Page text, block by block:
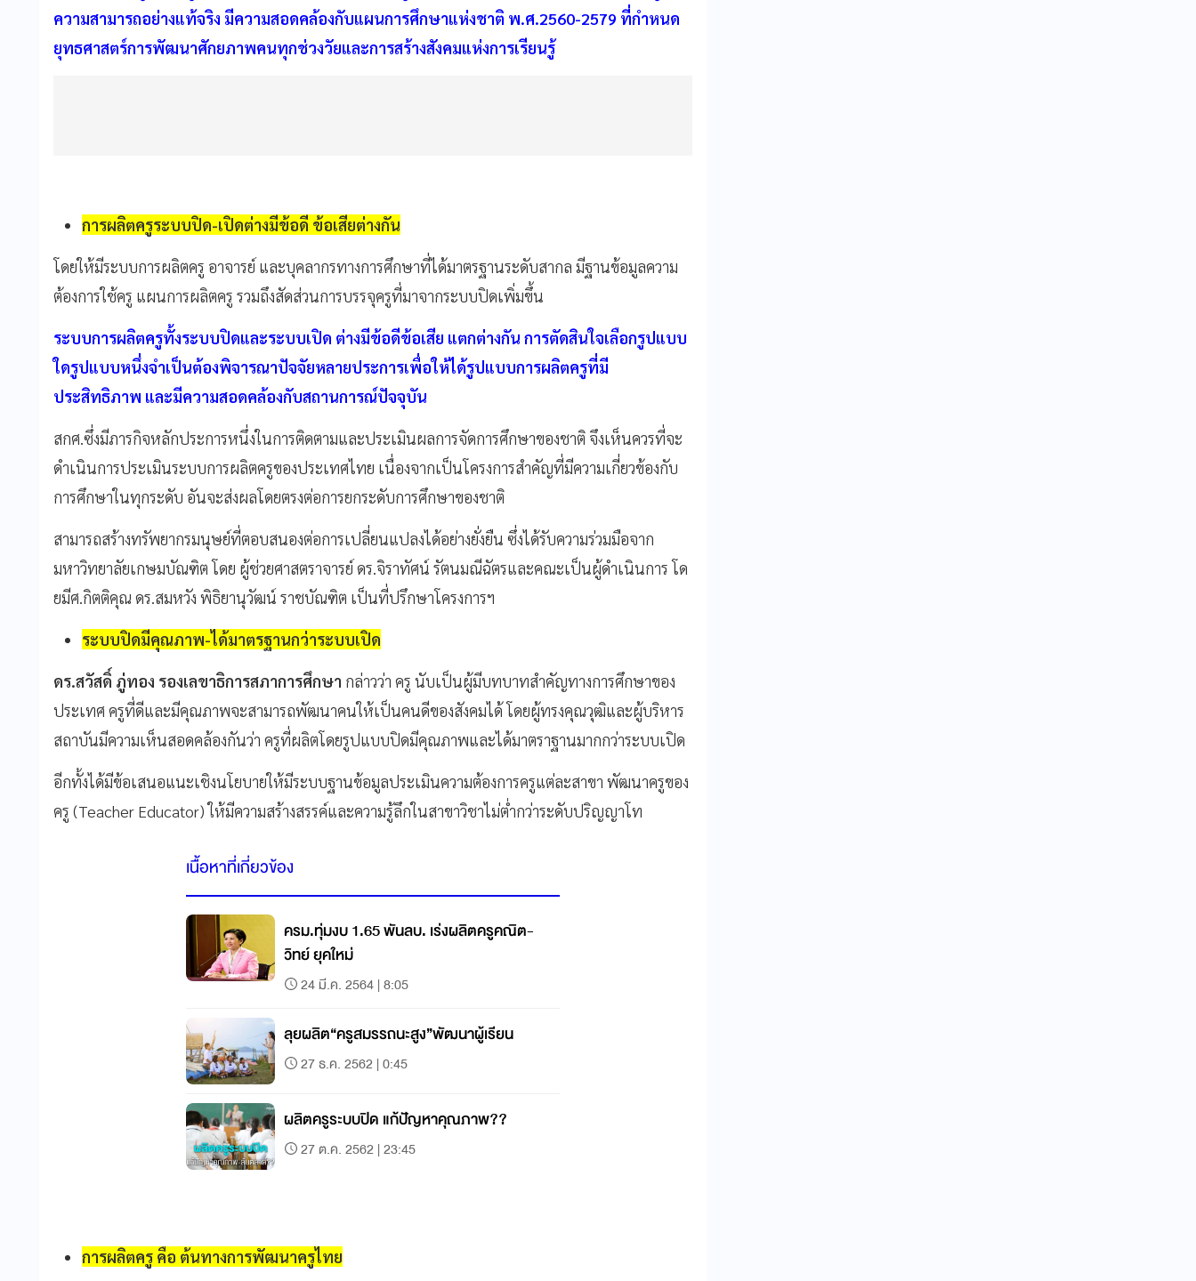
ความสามารถอย่างแท้จริง มีความสอดคล้องกับแผนการศึกษาแห่งชาติ พ.ศ.2560-2579 ที่กำหนด
ยุทธศาสตร์การพัฒนาศักยภาพคนทุกช่วงวัยและการสร้างสังคมแห่งการเรียนรู้
การผลิตครูระบบปิด-เปิดต่างมีข้อดี ข้อเสียต่างกัน
โดยให้มีระบบการผลิตครู อาจารย์ และบุคลากรทางการศึกษาที่ได้มาตรฐานระดับสากล มีฐานข้อมูลความ
ต้องการใช้ครู แผนการผลิตครู รวมถึงสัดส่วนการบรรจุครูที่มาจากระบบปิดเพิ่มขึ้น
ระบบการผลิตครูทั้งระบบปิดและระบบเปิด ต่างมีข้อดีข้อเสีย แตกต่างกัน การตัดสินใจเลือกรูปแบบ
ใดรูปแบบหนึ่งจำเป็นต้องพิจารณาปัจจัยหลายประการเพื่อให้ได้รูปแบบการผลิตครูที่มี
ประสิทธิภาพ และมีความสอดคล้องกับสถานการณ์ปัจจุบัน
สกศ.ซึ่งมีภารกิจหลักประการหนึ่งในการติดตามและประเมินผลการจัดการศึกษาของชาติ จึงเห็นควรที่จะ
ดำเนินการประเมินระบบการผลิตครูของประเทศไทย เนื่องจากเป็นโครงการสำคัญที่มีความเกี่ยวข้องกับ
การศึกษาในทุกระดับ อันจะส่งผลโดยตรงต่อการยกระดับการศึกษาของชาติ
สามารถสร้างทรัพยากรมนุษย์ที่ตอบสนองต่อการเปลี่ยนแปลงได้อย่างยั่งยืน ซึ่งได้รับความร่วมมือจาก
มหาวิทยาลัยเกษมบัณฑิต โดย ผู้ช่วยศาสตราจารย์ ดร.จิราทัศน์ รัตนมณีฉัตรและคณะเป็นผู้ดำเนินการ โด
ยมีศ.กิตติคุณ ดร.สมหวัง พิธิยานุวัฒน์ ราชบัณฑิต เป็นที่ปรึกษาโครงการฯ
ระบบปิดมีคุณภาพ-ได้มาตรฐานกว่าระบบเปิด
ดร.สวัสดิ์ ภู่ทอง รองเลขาธิการสภาการศึกษา กล่าวว่า ครู นับเป็นผู้มีบทบาทสำคัญทางการศึกษาของ
ประเทศ ครูที่ดีและมีคุณภาพจะสามารถพัฒนาคนให้เป็นคนดีของสังคมได้ โดยผู้ทรงคุณวุฒิและผู้บริหาร
สถาบันมีความเห็นสอดคล้องกันว่า ครูที่ผลิตโดยรูปแบบปิดมีคุณภาพและได้มาตราฐานมากกว่าระบบเปิด
อีกทั้งได้มีข้อเสนอแนะเชิงนโยบายให้มีระบบฐานข้อมูลประเมินความต้องการครูแต่ละสาขา พัฒนาครูของ
ครู (Teacher Educator) ให้มีความสร้างสรรค์และความรู้ลึกในสาขาวิชาไม่ต่ำกว่าระดับปริญญาโท
เนื้อหาที่เกี่ยวข้อง
ครม.ทุ่มงบ 1.65 พันลบ. เร่งผลิตครูคณิต-
วิทย์ ยุคใหม่
24 มี.ค. 2564 | 8:05
ลุยผลิต“ครูสมรรถนะสูง”พัฒนาผู้เรียน
27 ธ.ค. 2562 | 0:45
ผลิตครูระบบปิด แก้ปัญหาคุณภาพ??
27 ต.ค. 2562 | 23:45
การผลิตครู คือ ต้นทางการพัฒนาครูไทย